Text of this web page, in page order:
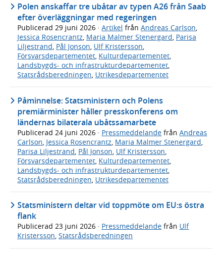
Polen anskaffar tre ubåtar av typen A26 från Saab
efter överläggningar med regeringen
Publicerad 29 juni 2026 · Artikel från Andreas Carlson,
Jessica Rosencrantz, Maria Malmer Stenergard, Parisa
Liljestrand, Pål Jonson, Ulf Kristersson,
Försvarsdepartementet, Kulturdepartementet,
Landsbygds- och infrastrukturdepartementet,
Statsrådsberedningen, Utrikesdepartementet
Påminnelse: Statsministern och Polens
premiärminister håller presskonferens om
ländernas bilaterala ubåtssamarbete
Publicerad 24 juni 2026 · Pressmeddelande från Andreas
Carlson Jessica Rosencrantz Maria Malmer Stenergard
Parisa Liljestrand Pål Jonson Ulf Kristersson
Försvarsdepartementet Kulturdepartementet
Landsbygds- och infrastrukturdepartementet
Statsrådsberedningen Utrikesdepartementet
Statsministern deltar vid toppmöte om EU:s östra
flank
Publicerad 23 juni 2026 · Pressmeddelande från Ulf
Kristersson, Statsrådsberedningen